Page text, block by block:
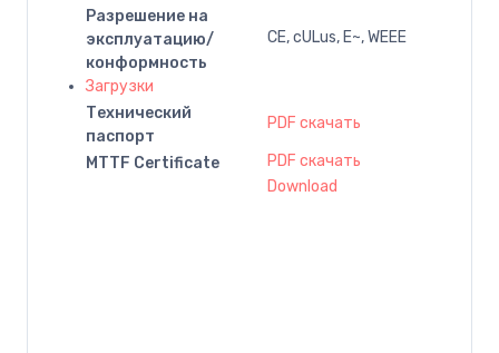
Разрешение на
эксплуатацию/
конформность
CE, cULus, E~, WEEE
Загрузки
Технический
паспорт
PDF скачать
MTTF Certificate PDF скачать
Download